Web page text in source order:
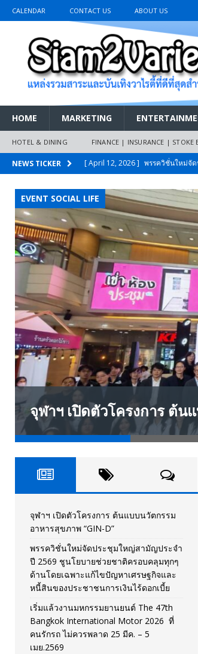
CALENDAR CONTACT US ABOUT US
HOME MARKETING
HOTEL & DINING FINANCE | INSURANCE | STOKE
NEWS TICKER [ March 26, 2026 ] เริ่มแล้วงานม
[ February 10, 2026 ] นครปฐมส้ม
วันที่สายอนุรักษ์นิยมเลิกรบกันเอง
[ November 26, 2025 ] i-Motor เ
[ April 30, 2026 ] จุฬาฯ เปิดตัวโค
[ April 12, 2026 ] พรรควิชั่นใหม่จั
และหนี้สินของประชาชนการเงินไร้ด
EVENT SOCIAL LIFE
จุฬาฯ เปิดตัวโครงการ ต้น
จุฬาฯ เปิดตัวโครงการ ต้นแบบนวัตกรรม
อาหารสุขภาพ “GIN-D”
พรรควิชั่นใหม่จัดประชุมใหญ่สามัญประจำ
ปี 2569 ชูนโยบายช่วยชาติครอบคลุมทุกๆ
ด้านโดยเฉพาะแก้ไขปัญหาเศรษฐกิจและ
หนี้สินของประชาชนการเงินไร้ดอกเบี้ย
เริ่มแล้วงานมหกรรมยานยนต์ The 47th
Bangkok International Motor 2026 ที่
คนรักรถ ไม่ควรพลาด 25 มีค. – 5
เมย.2569